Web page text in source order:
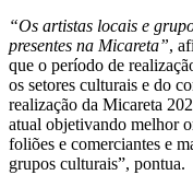
“Os artistas locais e
presentes na Micareta”,
que o período de
os setores culturais e do
realização da Micareta
atual objetivando melhor
foliões e comerciantes e
grupos culturais”, pontua.